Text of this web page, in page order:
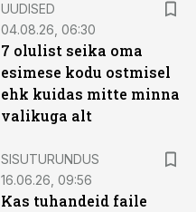
UUDISED
04.08.26, 06:30
7 olulist seika oma
esimese kodu ostmisel
ehk kuidas mitte minna
valikuga alt
SISUTURUNDUS
16.06.26, 09:56
Kas tuhandeid faile